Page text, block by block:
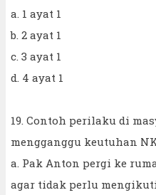
a. 1 ayat 1
b. 2 ayat 1
c. 3 ayat 1
d. 4 ayat 1
19. Contoh perilaku di
mengganggu keutuhan
a. Pak Anton pergi ke
agar tidak perlu